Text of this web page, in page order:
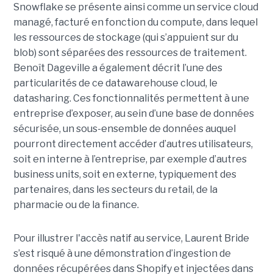
Snowflake se présente ainsi comme un service cloud
managé, facturé en fonction du compute, dans lequel
les ressources de stockage (qui s’appuient sur du
blob) sont séparées des ressources de traitement.
Benoît Dageville a également décrit l’une des
particularités de ce datawarehouse cloud, le
datasharing. Ces fonctionnalités permettent à une
entreprise d’exposer, au sein d’une base de données
sécurisée, un sous-ensemble de données auquel
pourront directement accéder d’autres utilisateurs,
soit en interne à l’entreprise, par exemple d’autres
business units, soit en externe, typiquement des
partenaires, dans les secteurs du retail, de la
pharmacie ou de la finance.
Pour illustrer l'accès natif au service, Laurent Bride
s’est risqué à une démonstration d’ingestion de
données récupérées dans Shopify et injectées dans